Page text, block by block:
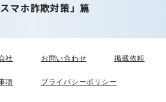
スマホ詐欺対策」篇
社 お問い合わせ 掲載依頼
項 プライバシーポリシー